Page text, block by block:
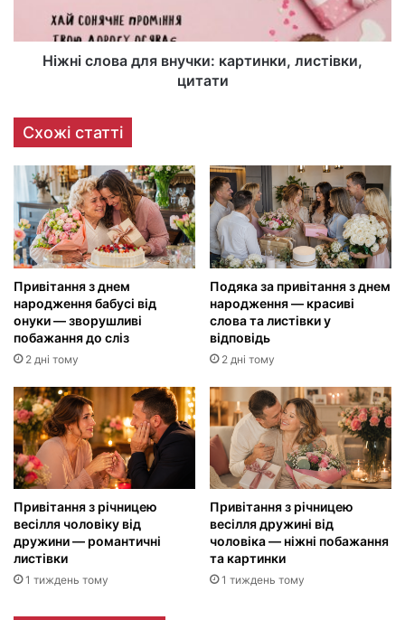
Ніжні слова для внучки: картинки, листівки,
цитати
Схожі статті
Привітання з днем
народження бабусі від
онуки — зворушливі
побажання до сліз
2 дні тому
Подяка за привітання з днем
народження — красиві
слова та листівки у
відповідь
2 дні тому
Привітання з річницею
весілля чоловіку від
дружини — романтичні
листівки
1 тиждень тому
Привітання з річницею
весілля дружині від
чоловіка — ніжні побажання
та картинки
1 тиждень тому